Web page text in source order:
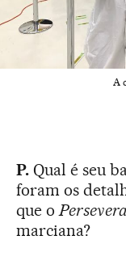
A
P. Qual é seu
foram os
que o
marciana?